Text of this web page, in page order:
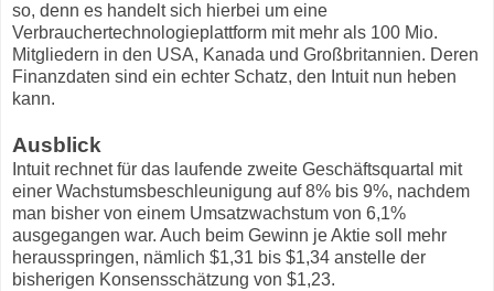
so, denn es handelt sich hierbei um eine
Verbrauchertechnologieplattform mit mehr als 100 Mio.
Mitgliedern in den USA, Kanada und Großbritannien. Deren
Finanzdaten sind ein echter Schatz, den Intuit nun heben
kann.
Ausblick
Intuit rechnet für das laufende zweite Geschäftsquartal mit
einer Wachstumsbeschleunigung auf 8% bis 9%, nachdem
man bisher von einem Umsatzwachstum von 6,1%
ausgegangen war. Auch beim Gewinn je Aktie soll mehr
herausspringen, nämlich $1,31 bis $1,34 anstelle der
bisherigen Konsensschätzung von $1,23.